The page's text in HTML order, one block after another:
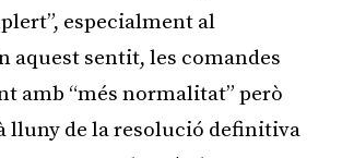
especialment al
aquest sentit, les comandes
amb “més normalitat” però
lluny de la resolució definitiva